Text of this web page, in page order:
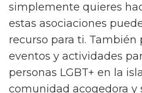
simplemente quieres
estas asociaciones
recurso para ti. También
eventos y actividades
personas LGBT+ en la
comunidad acogedora y